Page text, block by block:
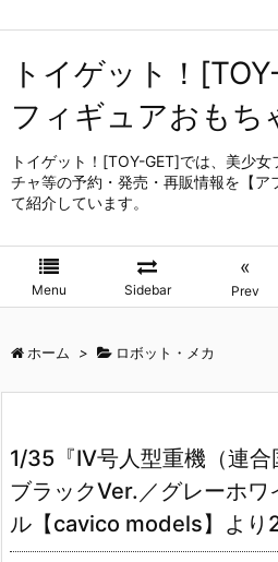
トイゲット！
フィギュアおもち
トイゲット！[TOY-GET]では、美少
チャ等の予約・発売・再販情報を【ア
て紹介しています。
Menu Sidebar
«
Prev
ホーム > ロボット・メカ
1/35『IV号人型重機（連合
ブラックVer.／グレーホ
ル【cavico models】より